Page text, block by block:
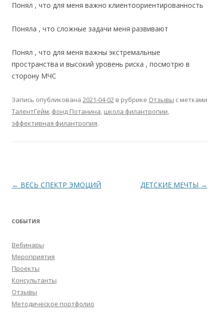
Понял , что для меня важно клиентоориентированность
Поняла , что сложные задачи меня развивают
Понял , что для меня важны экстремальные
пространства и высокий уровень риска , посмотрю в
сторону МЧС
Запись опубликована 2021-04-02 в рубрике Отзывы с метками
ТалентГейм, фонд Потанина, школа филантропии,
эффективная филантропия.
Навигация
← ВЕСЬ СПЕКТР ЭМОЦИЙ ДЕТСКИЕ МЕЧТЫ →
СОБЫТИЯ
Вебинары
Мероприятия
Проекты
Консультанты
Отзывы
Методическое портфолио